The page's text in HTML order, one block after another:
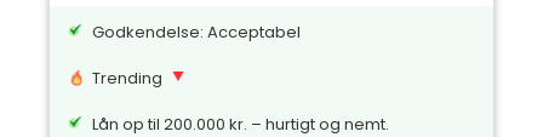
Godkendelse: Acceptabel
Trending
Lån op til 200.000 kr. – hurtigt og nemt.